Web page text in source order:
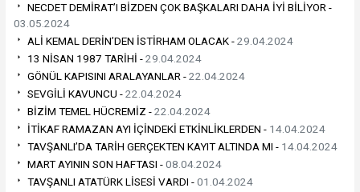
NECDET DEMİRAT’I BİZDEN ÇOK BAŞKALARI DAHA İYİ BİLİYOR -
03.05.2024
ALİ KEMAL DERİN’DEN İSTİRHAM OLACAK -29.04.2024
13 NİSAN 1987 TARİHİ -29.04.2024
GÖNÜL KAPISINI ARALAYANLAR -22.04.2024
SEVGİLİ KAVUNCU -22.04.2024
BİZİM TEMEL HÜCREMİZ -22.04.2024
İTİKAF RAMAZAN AYI İÇİNDEKİ ETKİNLİKLERDEN - 14.04.2024
TAVŞANLI’DA TARİH GERÇEKTEN KAYIT ALTINDA MI - 14.04.2024
MART AYININ SON HAFTASI -08.04.2024
TAVŞANLI ATATÜRK LİSESİ VARDI -01.04.2024